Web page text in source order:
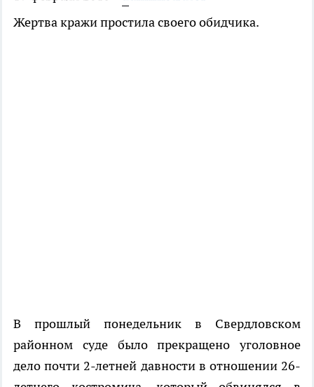
Жертва кражи простила своего обидчика.
В прошлый понедельник в Свердловском
районном суде было прекращено уголовное
дело почти 2-летней давности в отношении 26-